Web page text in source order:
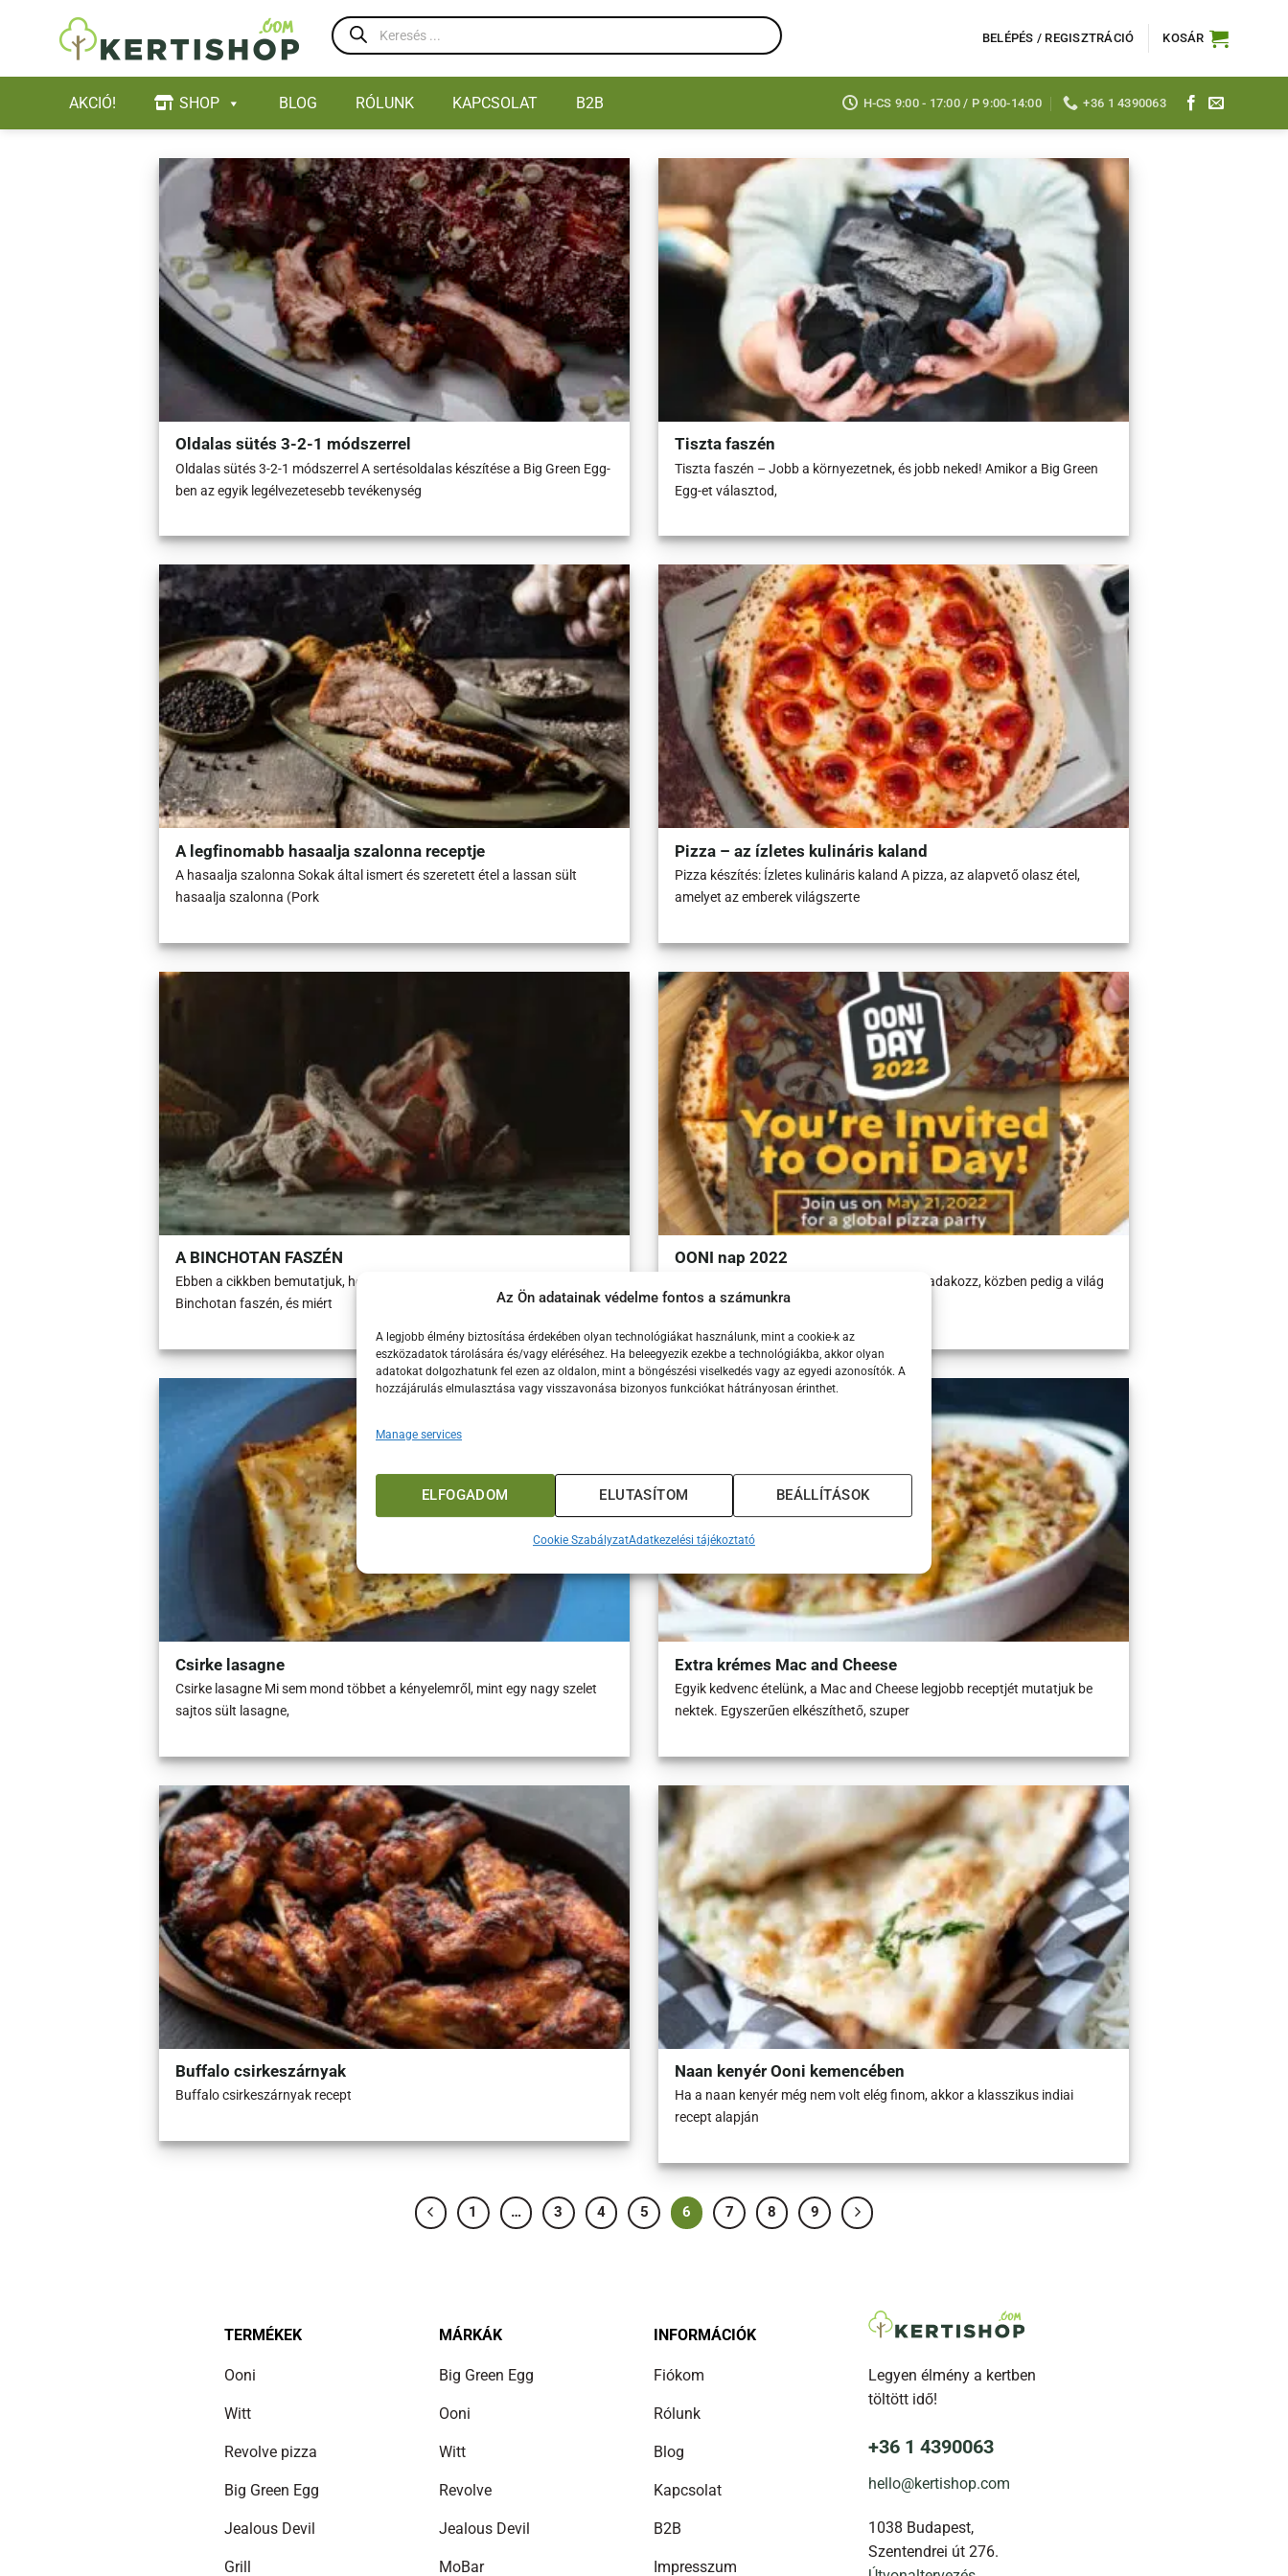
Az Ön adatainak védelme fontos a számunkra
A legjobb élmény biztosítása érdekében olyan technológiákat használunk, mint a cookie-k az
eszközadatok tárolására és/vagy eléréséhez. Ha beleegyezik ezekbe a technológiákba, akkor olyan
adatokat dolgozhatunk fel ezen az oldalon, mint a böngészési viselkedés vagy az egyedi azonosítók. A
hozzájárulás elmulasztása vagy visszavonása bizonyos funkciókat hátrányosan érinthet.
Manage services
ELFOGADOM ELUTASÍTOM BEÁLLÍTÁSOK
Cookie SzabályzatAdatkezelési tájékoztató
Products
search
BELÉPÉS / REGISZTRÁCIÓ KOSÁR
AKCIÓ! SHOP BLOG RÓLUNK KAPCSOLAT B2B H-CS 9:00 - 17:00 / P 9:00-14:00 +36 1 4390063
Oldalas sütés 3-2-1 módszerrel
Oldalas sütés 3-2-1 módszerrel A sertésoldalas készítése a Big Green Egg-
ben az egyik legélvezetesebb tevékenység
Tiszta faszén
Tiszta faszén – Jobb a környezetnek, és jobb neked! Amikor a Big Green
Egg-et választod,
A legfinomabb hasaalja szalonna receptje
A hasaalja szalonna Sokak által ismert és szeretett étel a lassan sült
hasaalja szalonna (Pork
Pizza – az ízletes kulináris kaland
Pizza készítés: Ízletes kulináris kaland A pizza, az alapvető olasz étel,
amelyet az emberek világszerte
A BINCHOTAN FASZÉN
Ebben a cikkben bemutatjuk, hogyan készül és miért olyan különleges a
Binchotan faszén, és miért
OONI nap 2022
Az Ooni nap a pizzasütés ünnepe. Nyerj és adakozz, közben pedig a világ
legnépszerűbb ételét
Csirke lasagne
Csirke lasagne Mi sem mond többet a kényelemről, mint egy nagy szelet
sajtos sült lasagne,
Extra krémes Mac and Cheese
Egyik kedvenc ételünk, a Mac and Cheese legjobb receptjét mutatjuk be
nektek. Egyszerűen elkészíthető, szuper
Buffalo csirkeszárnyak
Buffalo csirkeszárnyak recept
Naan kenyér Ooni kemencében
Ha a naan kenyér még nem volt elég finom, akkor a klasszikus indiai
recept alapján
1 … 3 4 5 6 7 8 9
TERMÉKEK
Ooni
Witt
Revolve pizza
Big Green Egg
Jealous Devil
Grill
MÁRKÁK
Big Green Egg
Ooni
Witt
Revolve
Jealous Devil
MoBar
INFORMÁCIÓK
Fiókom
Rólunk
Blog
Kapcsolat
B2B
Impresszum
Legyen élmény a kertben
töltött idő!
+36 1 4390063
hello@kertishop.com
1038 Budapest,
Szentendrei út 276.